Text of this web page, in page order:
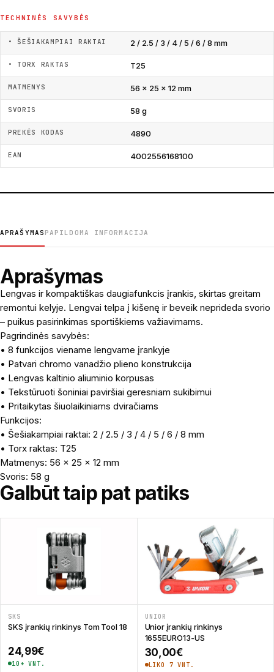
TECHNINĖS SAVYBĖS
• ŠEŠIAKAMPIAI RAKTAI 2 / 2.5 / 3 / 4 / 5 / 6 / 8 mm
• TORX RAKTAS T25
MATMENYS 56 × 25 × 12 mm
SVORIS 58 g
PREKĖS KODAS 4890
EAN 4002556168100
APRAŠYMAS PAPILDOMA INFORMACIJA
Aprašymas
Lengvas ir kompaktiškas daugiafunkcis įrankis, skirtas greitam
remontui kelyje. Lengvai telpa į kišenę ir beveik neprideda svorio
– puikus pasirinkimas sportiškiems važiavimams.
Pagrindinės savybės:
• 8 funkcijos viename lengvame įrankyje
• Patvari chromo vanadžio plieno konstrukcija
• Lengvas kaltinio aliuminio korpusas
• Tekstūruoti šoniniai paviršiai geresniam sukibimui
• Pritaikytas šiuolaikiniams dviračiams
Funkcijos:
• Šešiakampiai raktai: 2 / 2.5 / 3 / 4 / 5 / 6 / 8 mm
• Torx raktas: T25
Matmenys: 56 × 25 × 12 mm
Svoris: 58 g
Galbūt taip pat patiks
SKS
SKS įrankių rinkinys Tom Tool 18
24,99€
10+ VNT.
UNIOR
Unior įrankių rinkinys
1655EURO13-US
30,00€
LIKO 7 VNT.